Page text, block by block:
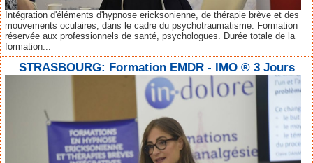
Intégration d'éléments d'hypnose ericksonienne, de thérapie brève et des
mouvements oculaires, dans le cadre du psychotraumatisme. Formation
réservée aux professionnels de santé, psychologues. Durée totale de la
formation...
STRASBOURG: Formation EMDR - IMO ® 3 Jours